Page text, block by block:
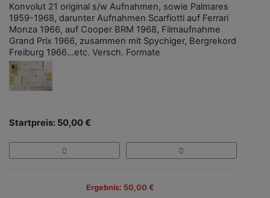
Konvolut 21 original s/w Aufnahmen, sowie Palmares
1959-1968, darunter Aufnahmen Scarfiotti auf Ferrari
Monza 1966, auf Cooper BRM 1968, Filmaufnahme
Grand Prix 1966, zusammen mit Spychiger, Bergrekord
Freiburg 1966...etc. Versch. Formate
Startpreis: 50,00 €
Ergebnis: 50,00 €